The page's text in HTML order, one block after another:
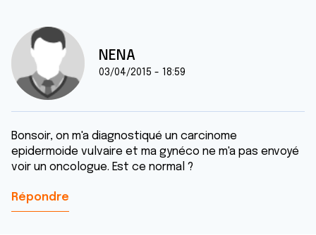
NENA
03/04/2015 - 18:59
Bonsoir, on m'a diagnostiqué un carcinome
epidermoide vulvaire et ma gynéco ne m'a pas envoyé
voir un oncologue. Est ce normal ?
Répondre